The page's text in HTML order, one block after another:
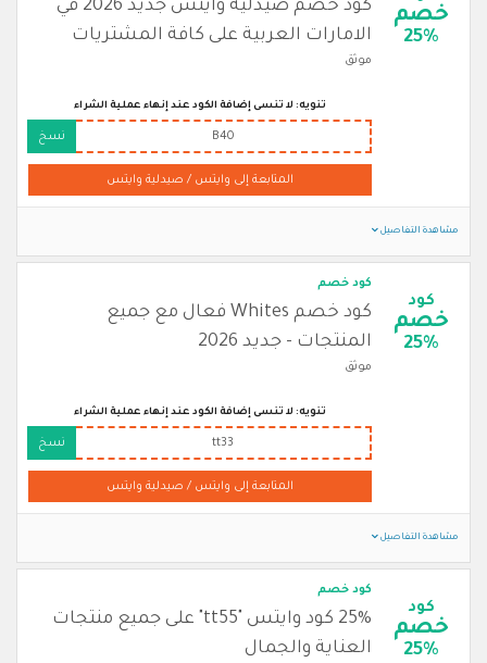
خصم
25%
كود خصم صيدلية وايتس جديد 2026 في
الامارات العربية على كافة المشتريات
موثق
تنويه: لا تنسى إضافة الكود عند إنهاء عملية الشراء
B40 نسخ
المتابعة إلى وايتس / صيدلية وايتس
مشاهدة التفاصيل
كود
خصم
25%
كود خصم
كود خصم Whites فعال مع جميع
المنتجات - جديد 2026
موثق
تنويه: لا تنسى إضافة الكود عند إنهاء عملية الشراء
tt33 نسخ
المتابعة إلى وايتس / صيدلية وايتس
مشاهدة التفاصيل
كود
خصم
25%
كود خصم
25% كود وايتس "tt55" على جميع منتجات
العناية والجمال